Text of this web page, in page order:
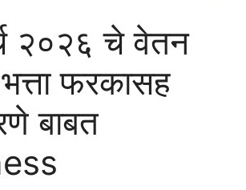
२०२६ चे वेतन
भत्ता फरकासह
बाबत